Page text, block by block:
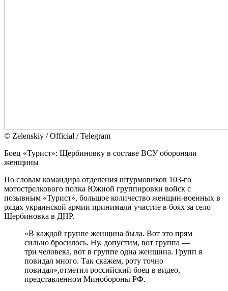
© Zеlеnskiу / Оfficiаl / Telegram
Боец «Турист»: Щербиновку в составе ВСУ обороняли
женщины
По словам командира отделения штурмовиков 103-го
мотострелкового полка Южной группировки войск с
позывным «Турист», большое количество женщин-военных в
рядах украинской армии принимали участие в боях за село
Щербиновка в ДНР.
«В каждой группе женщина была. Вот это прям
сильно бросилось. Ну, допустим, вот группа —
три человека, вот в группе одна женщина. Групп я
повидал много. Так скажем, роту точно
повидал»,отметил российский боец в видео,
представленном Минобороны РФ.